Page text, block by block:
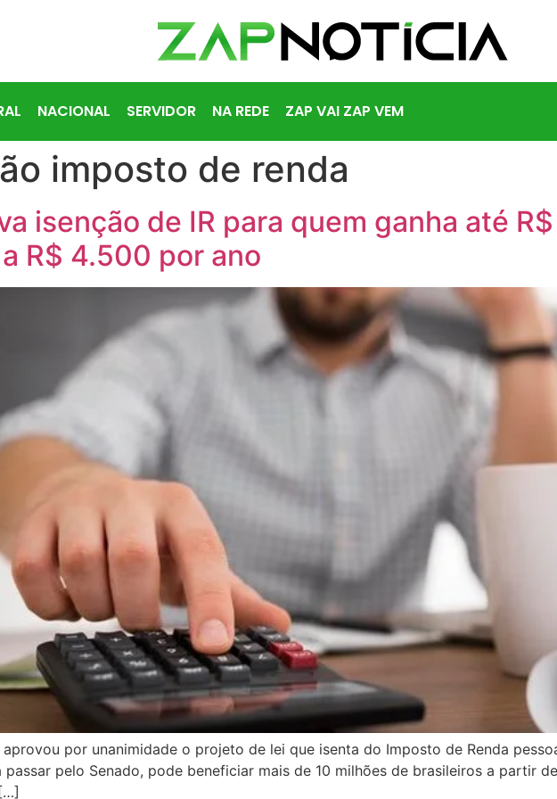
NACIONAL SERVIDOR NA REDE ZAP VAI ZAP VEM
imposto de renda
isenção de IR para quem ganha até
R$ 4.500 por ano
por unanimidade o projeto de lei que isenta do Imposto de Renda
pelo Senado, pode beneficiar mais de 10 milhões de brasileiros a partir